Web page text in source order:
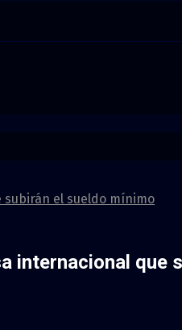
el sueldo mínimo
internacional que